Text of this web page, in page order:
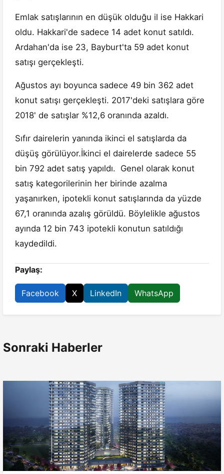
Emlak satışlarının en düşük olduğu il ise Hakkari
oldu. Hakkari'de sadece 14 adet konut satıldı.
Ardahan'da ise 23, Bayburt'ta 59 adet konut
satışı gerçekleşti.
Ağustos ayı boyunca sadece 49 bin 362 adet
konut satışı gerçekleşti. 2017'deki satışlara göre
2018' de satışlar %12,6 oranında azaldı.
Sıfır dairelerin yanında ikinci el satışlarda da
düşüş görülüyor.İkinci el dairelerde sadece 55
bin 792 adet satış yapıldı. Genel olarak konut
satış kategorilerinin her birinde azalma
yaşanırken, ipotekli konut satışlarında da yüzde
67,1 oranında azalış görüldü. Böylelikle ağustos
ayında 12 bin 743 ipotekli konutun satıldığı
kaydedildi.
Paylaş:
Facebook X LinkedIn WhatsApp
Sonraki Haberler